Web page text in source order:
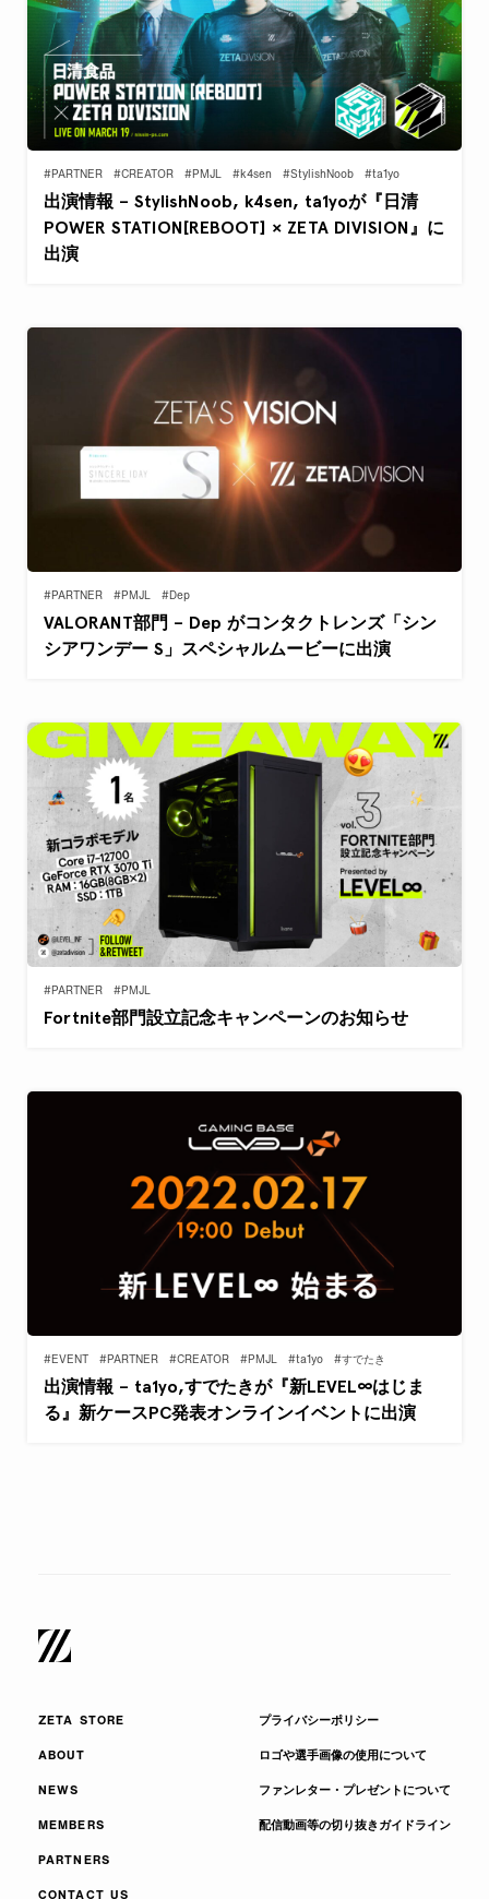
#PARTNER #CREATOR #PMJL #k4sen #StylishNoob #ta1yo
出演情報 – StylishNoob, k4sen, ta1yoが『日清
POWER STATION[REBOOT] × ZETA DIVISION』に
出演
#PARTNER #PMJL #Dep
VALORANT部門 – Dep がコンタクトレンズ「シン
シアワンデー S」スペシャルムービーに出演
#PARTNER #PMJL
Fortnite部門設立記念キャンペーンのお知らせ
#EVENT #PARTNER #CREATOR #PMJL #ta1yo #すでたき
出演情報 – ta1yo,すでたきが『新LEVEL∞はじま
る』新ケースPC発表オンラインイベントに出演
ZETA STORE
ABOUT
NEWS
MEMBERS
PARTNERS
CONTACT US
プライバシーポリシー
ロゴや選手画像の使用について
ファンレター・プレゼントについて
配信動画等の切り抜きガイドライン